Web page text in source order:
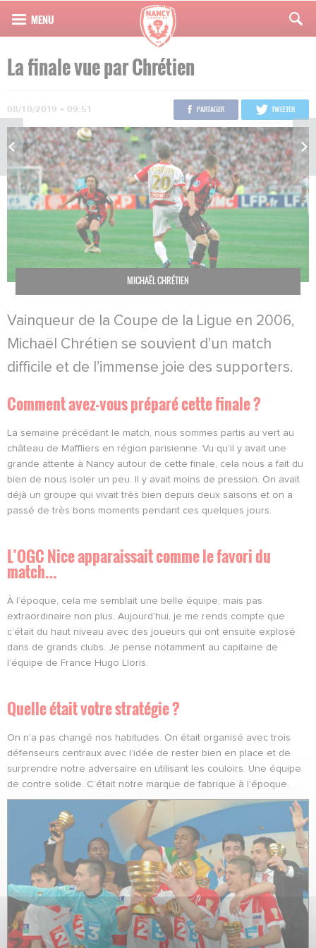
La finale vue par Chrétien
08/10/2019 • 09:51 PARTAGER TWEETER
MICHAËL CHRÉTIEN
Vainqueur de la Coupe de la Ligue en 2006,
Michaël Chrétien se souvient d’un match
difficile et de l’immense joie des supporters.
Comment avez-vous préparé cette finale ?
La semaine précédant le match, nous sommes partis au vert au
château de Maffliers en région parisienne. Vu qu’il y avait une
grande attente à Nancy autour de cette finale, cela nous a fait du
bien de nous isoler un peu. Il y avait moins de pression. On avait
déjà un groupe qui vivait très bien depuis deux saisons et on a
passé de très bons moments pendant ces quelques jours.
L’OGC Nice apparaissait comme le favori du
match…
À l’époque, cela me semblait une belle équipe, mais pas
extraordinaire non plus. Aujourd’hui, je me rends compte que
c’était du haut niveau avec des joueurs qui ont ensuite explosé
dans de grands clubs. Je pense notamment au capitaine de
l’équipe de France Hugo Lloris.
Quelle était votre stratégie ?
On n’a pas changé nos habitudes. On était organisé avec trois
défenseurs centraux avec l’idée de rester bien en place et de
surprendre notre adversaire en utilisant les couloirs. Une équipe
de contre solide. C’était notre marque de fabrique à l’époque.